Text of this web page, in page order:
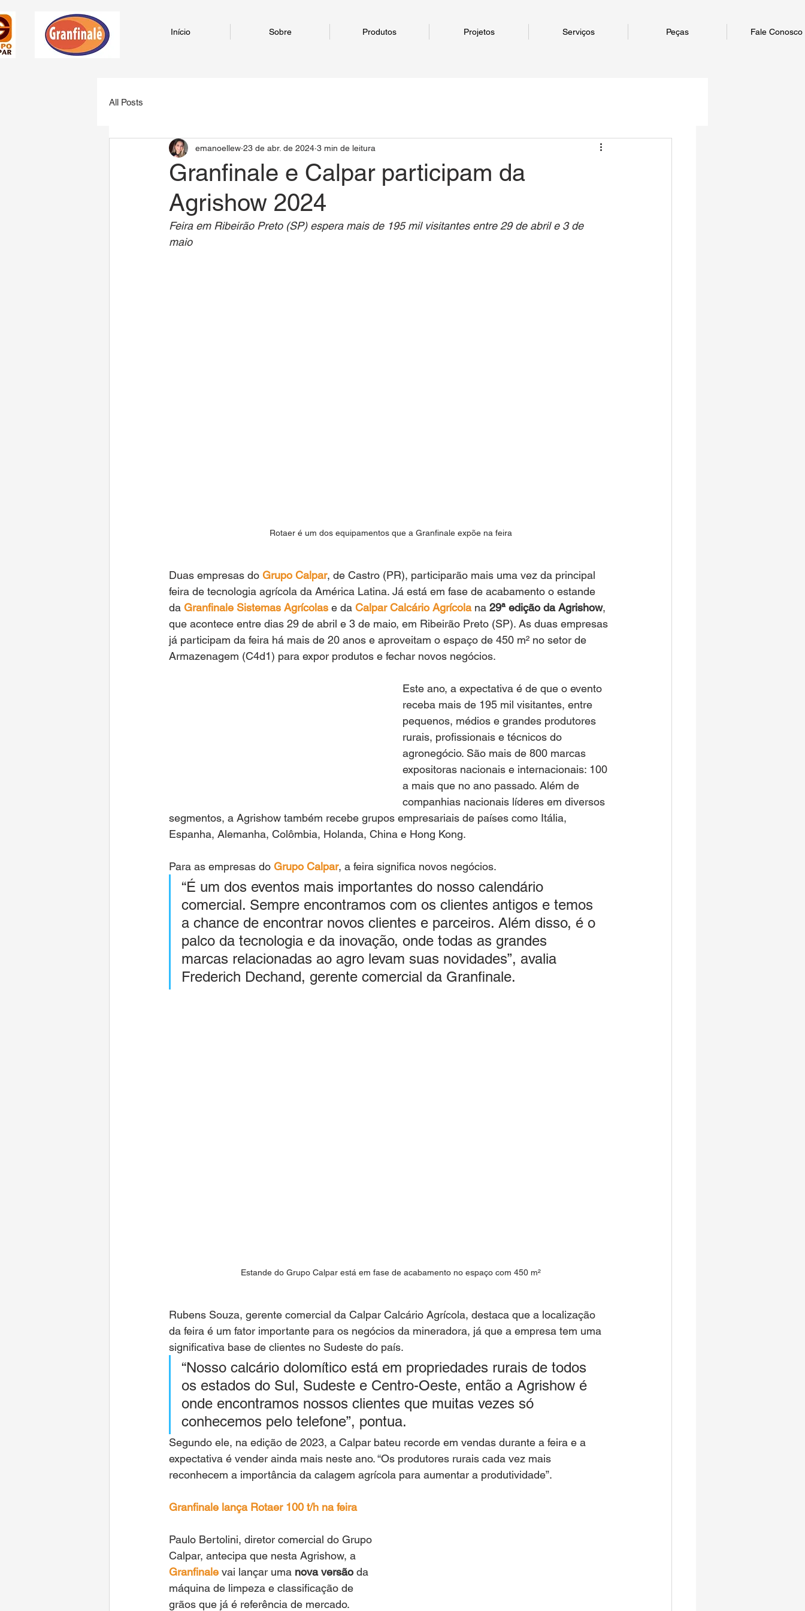
Início Sobre Produtos Projetos Serviços Peças Fale Conosco
All Posts
Granfinale e Calpar participam da
Agrishow 2024
emanoellew 23 de abr. de 2024 3 min de leitura
Feira em Ribeirão Preto (SP) espera mais de 195 mil visitantes entre 29 de abril e 3 de
maio
Rotaer é um dos equipamentos que a Granfinale expõe na feira
Duas empresas do Grupo Calpar, de Castro (PR), participarão mais uma vez da principal
feira de tecnologia agrícola da América Latina. Já está em fase de acabamento o estande
da Granfinale Sistemas Agrícolas e da Calpar Calcário Agrícola na 29ª edição da Agrishow,
que acontece entre dias 29 de abril e 3 de maio, em Ribeirão Preto (SP). As duas empresas
já participam da feira há mais de 20 anos e aproveitam o espaço de 450 m² no setor de
Armazenagem (C4d1) para expor produtos e fechar novos negócios.
Este ano, a expectativa é de que o evento
receba mais de 195 mil visitantes, entre
pequenos, médios e grandes produtores
rurais, profissionais e técnicos do
agronegócio. São mais de 800 marcas
expositoras nacionais e internacionais: 100
a mais que no ano passado. Além de
companhias nacionais líderes em diversos
segmentos, a Agrishow também recebe grupos empresariais de países como Itália,
Espanha, Alemanha, Colômbia, Holanda, China e Hong Kong.
Para as empresas do Grupo Calpar, a feira significa novos negócios.
“É um dos eventos mais importantes do nosso calendário
comercial. Sempre encontramos com os clientes antigos e temos
a chance de encontrar novos clientes e parceiros. Além disso, é o
palco da tecnologia e da inovação, onde todas as grandes
marcas relacionadas ao agro levam suas novidades”, avalia
Frederich Dechand, gerente comercial da Granfinale.
Estande do Grupo Calpar está em fase de acabamento no espaço com 450 m²
Rubens Souza, gerente comercial da Calpar Calcário Agrícola, destaca que a localização
da feira é um fator importante para os negócios da mineradora, já que a empresa tem uma
significativa base de clientes no Sudeste do país.
“Nosso calcário dolomítico está em propriedades rurais de todos
os estados do Sul, Sudeste e Centro-Oeste, então a Agrishow é
onde encontramos nossos clientes que muitas vezes só
conhecemos pelo telefone”, pontua.
Segundo ele, na edição de 2023, a Calpar bateu recorde em vendas durante a feira e a
expectativa é vender ainda mais neste ano. “Os produtores rurais cada vez mais
reconhecem a importância da calagem agrícola para aumentar a produtividade”.
Granfinale lança Rotaer 100 t/h na feira
Paulo Bertolini, diretor comercial do Grupo
Calpar, antecipa que nesta Agrishow, a
Granfinale vai lançar uma nova versão da
máquina de limpeza e classificação de
grãos que já é referência de mercado.